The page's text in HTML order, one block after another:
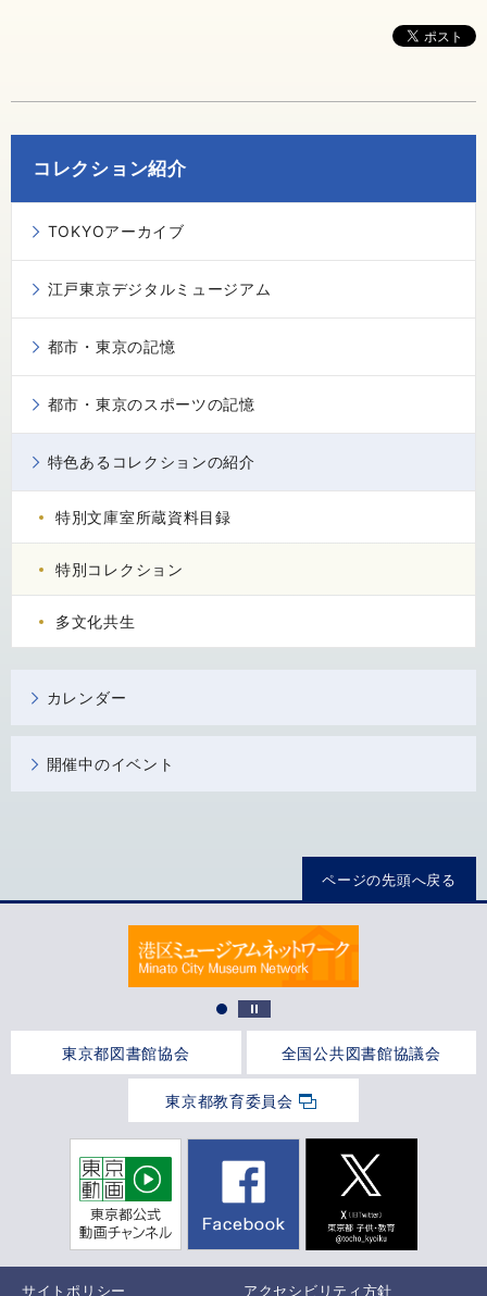
コレクション紹介
TOKYOアーカイブ
江戸東京デジタルミュージアム
都市・東京の記憶
都市・東京のスポーツの記憶
特色あるコレクションの紹介
特別文庫室所蔵資料目録
特別コレクション
多文化共生
カレンダー
開催中のイベント
ページの先頭へ戻る
東京都図書館協会 全国公共図書館協議会
東京都教育委員会
サイトポリシー アクセシビリティ方針